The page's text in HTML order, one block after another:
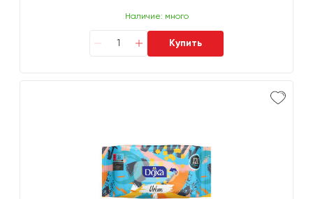
Наличие: много
Купить